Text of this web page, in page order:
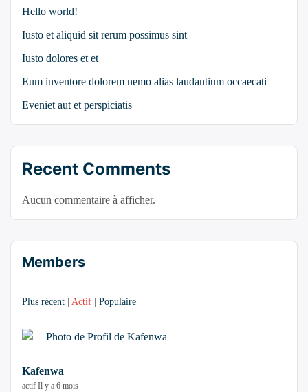
Hello world!
Iusto et aliquid sit rerum possimus sint
Iusto dolores et et
Eum inventore dolorem nemo alias laudantium occaecati
Eveniet aut et perspiciatis
Recent Comments
Aucun commentaire à afficher.
Members
Plus récent Actif Populaire
Kafenwa
actif Il y a 6 mois